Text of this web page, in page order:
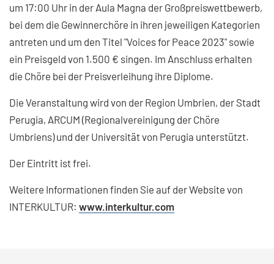
um 17:00 Uhr in der Aula Magna der Großpreiswettbewerb,
bei dem die Gewinnerchöre in ihren jeweiligen Kategorien
antreten und um den Titel "Voices for Peace 2023" sowie
ein Preisgeld von 1.500 € singen. Im Anschluss erhalten
die Chöre bei der Preisverleihung ihre Diplome.
Die Veranstaltung wird von der Region Umbrien, der Stadt
Perugia, ARCUM (Regionalvereinigung der Chöre
Umbriens) und der Universität von Perugia unterstützt.
Der Eintritt ist frei.
Weitere Informationen finden Sie auf der Website von
INTERKULTUR: www.interkultur.com